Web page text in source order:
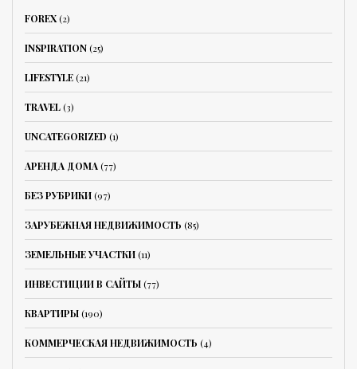
FOREX(2)
INSPIRATION(25)
LIFESTYLE(21)
TRAVEL(3)
UNCATEGORIZED (1)
АРЕНДА ДОМА(77)
БЕЗ РУБРИКИ(97)
ЗАРУБЕЖНАЯ НЕДВИЖИМОСТЬ (85)
ЗЕМЕЛЬНЫЕ УЧАСТКИ(11)
ИНВЕСТИЦИИ В САЙТЫ(77)
КВАРТИРЫ(190)
КОММЕРЧЕСКАЯ НЕДВИЖИМОСТЬ (4)